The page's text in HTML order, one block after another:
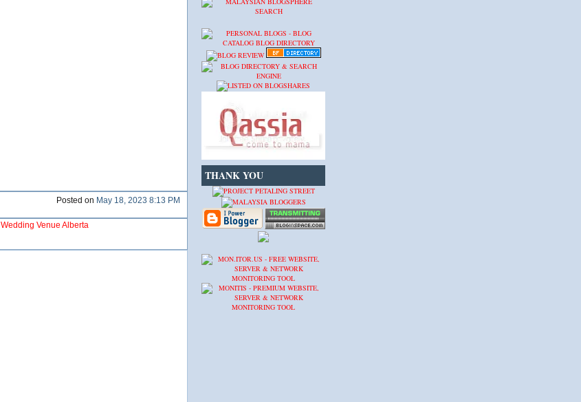
Posted on May 18, 2023 8:13 PM
Wedding Venue Alberta
THANK YOU